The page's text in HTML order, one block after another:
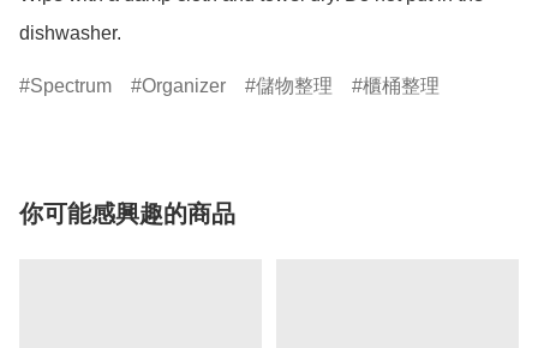
dishwasher.
Spectrum Organizer 儲物整理 櫃桶整理
你可能感興趣的商品